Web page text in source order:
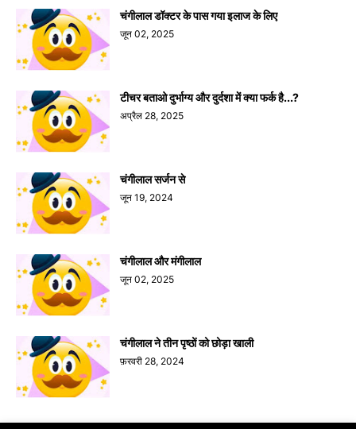
चंगीलाल डॉक्टर के पास गया इलाज के लिए
जून 02, 2025
टीचर बताओ दुर्भाग्य और दुर्दशा में क्या फर्क है...?
अप्रैल 28, 2025
चंगीलाल सर्जन से
जून 19, 2024
चंगीलाल और मंगीलाल
जून 02, 2025
चंगीलाल ने तीन पृष्ठों को छोड़ा खाली
फ़रवरी 28, 2024